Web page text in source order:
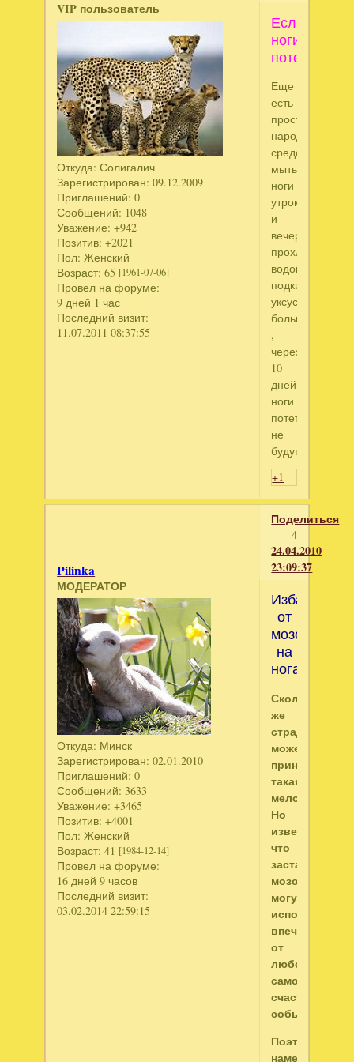
VIP пользователь
Откуда: Солигалич
Зарегистрирован: 09.12.2009
Приглашений: 0
Сообщений: 1048
Уважение: +942
Позитив: +2021
Пол: Женский
Возраст: 65 [1961-07-06]
Провел на форуме:
9 дней 1 час
Последний визит:
11.07.2011 08:37:55
Если
ноги
потеют
Еще
есть
простое
народное
средство-
мыть
ноги
утром
и
вечером
прохладной
водой,
подкисленной
уксусом.Самое
большое
,
через
10
дней
ноги
потеть
не
будут....
+1
Поделиться
4
24.04.2010
23:09:37
Pilinka
МОДЕРАТОР
Откуда: Минск
Зарегистрирован: 02.01.2010
Приглашений: 0
Сообщений: 3633
Уважение: +3465
Позитив: +4001
Пол: Женский
Возраст: 41 [1984-12-14]
Провел на форуме:
16 дней 9 часов
Последний визит:
03.02.2014 22:59:15
от
мозолей
на
ногах
Сколько
же
страданий
может
принести
такая
мелочь!
Но
известно,
что
застарелые
мозоли
могут
испортить
впечатление
от
любого
самого
счастливого
события.
Поэтому
наметившиеся